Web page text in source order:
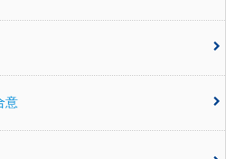
意